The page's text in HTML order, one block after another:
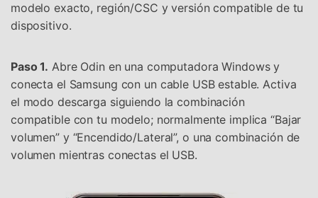
modelo exacto, región/CSC y versión compatible de tu
dispositivo.
Paso 1. Abre Odin en una computadora Windows y
conecta el Samsung con un cable USB estable. Activa
el modo descarga siguiendo la combinación
compatible con tu modelo; normalmente implica “Bajar
volumen” y “Encendido/Lateral”, o una combinación de
volumen mientras conectas el USB.